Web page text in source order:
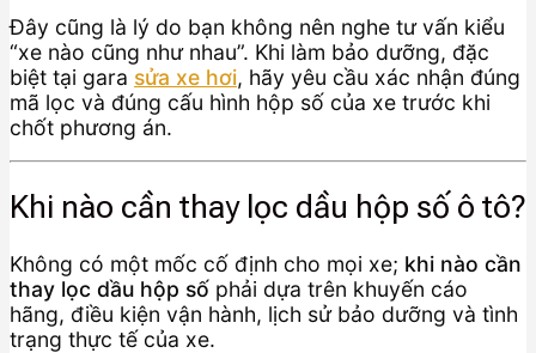
Đây cũng là lý do bạn không nên nghe tư vấn kiểu
“xe nào cũng như nhau”. Khi làm bảo dưỡng, đặc
biệt tại gara sửa xe hơi, hãy yêu cầu xác nhận đúng
mã lọc và đúng cấu hình hộp số của xe trước khi
chốt phương án.
Khi nào cần thay lọc dầu hộp số ô tô?
Không có một mốc cố định cho mọi xe; khi nào cần
thay lọc dầu hộp số phải dựa trên khuyến cáo
hãng, điều kiện vận hành, lịch sử bảo dưỡng và tình
trạng thực tế của xe.